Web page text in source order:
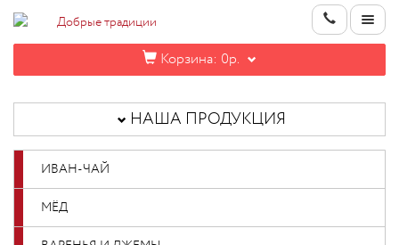
Корзина: 0р.
ИНФОРМАЦИЯ
КОНТАКТЫ
НОВИНКИ
НАША ПРОДУКЦИЯ
ИВАН-ЧАЙ
МЁД